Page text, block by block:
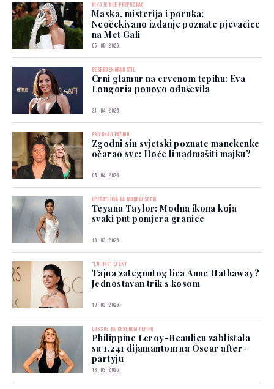
NIKO JE NIJE PREPOZNAO
Maska, misterija i poruka:
Neočekivano izdanje poznate pjevačice
na Met Gali
05. 05. 2026.
BESPRIJEKORAN STIL
Crni glamur na crvenom tepihu: Eva
Longoria ponovo oduševila
21. 04. 2026.
PRIVUKAO PAŽNJU
Zgodni sin svjetski poznate manekenke
očarao sve: Hoće li nadmašiti majku?
05. 04. 2026.
UPEČATLJIVA NA MODNOJ SCENI
Teyana Taylor: Modna ikona koja
svaki put pomjera granice
19. 03. 2026.
“LIFTING” EFEKT
Tajna zategnutog lica Anne Hathaway?
Jednostavan trik s kosom
19. 03. 2026.
LUKSUZ NA CRVENOM TEPIHU
Philippine Leroy-Beaulieu zablistala
sa 1.241 dijamantom na Oscar after-
partyju
18. 03. 2026.